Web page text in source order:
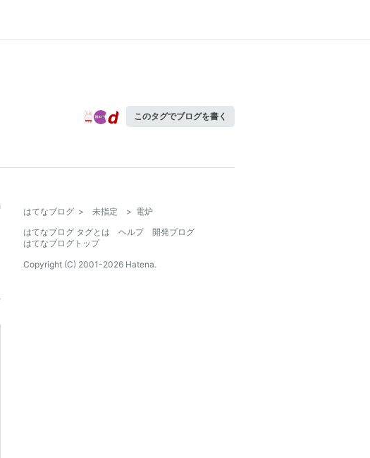
このタグでブログを書く
はてなブログ > 未指定 > 電炉
はてなブログ タグとは
ヘルプ
開発ブログ
はてなブログトップ
Copyright (C) 2001-2026 Hatena.